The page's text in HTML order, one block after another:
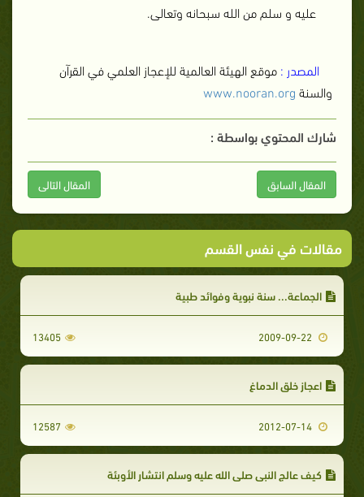
عليه و سلم من الله سبحانه وتعالى.
المصدر : موقع الهيئة العالمية للإعجاز العلمي في القرآن
والسنة www.nooran.org
شارك المحتوي بواسطة :
المقال السابق المقال التالى
مقالات في نفس القسم
الجماعة... سنة نبوية وفوائد طبية
13405
اعجاز خلق الدماغ
12587
كيف عالج النبي صلى الله عليه وسلم انتشار الأوبئة